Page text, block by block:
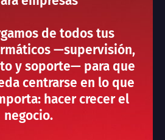
de todos tus
—supervisión,
y soporte— para que
centrarse en lo que
hacer crecer el
negocio.